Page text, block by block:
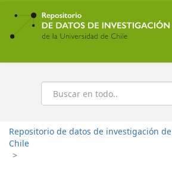
Ir
contenido
principal
Buscar
Repositorio de datos de investigación
Chile
>